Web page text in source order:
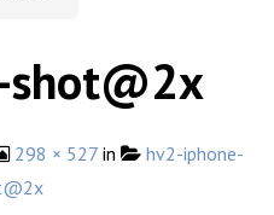
shot@2x
298 × 527 in
hv2-iphone-